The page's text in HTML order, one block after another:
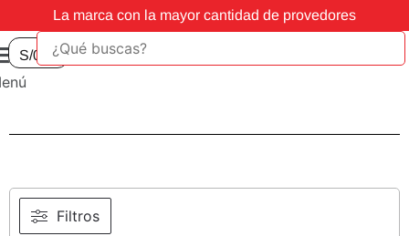
La marca con la mayor cantidad de provedores
S/0.00
Filtros